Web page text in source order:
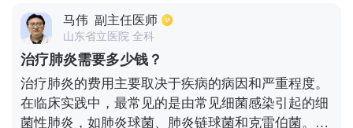
些靶向药列入到医保，并且进口的靶向药通过贸易谈
判价格也有大幅度的下降，所以有些可以通过医保进
行报销，以进口的易瑞沙靶向药为例，使用一个月大
约需要在3000元左右，通过医保报销后，自己所负担
的可能在千元左右。
马伟 副主任医师
山东省立医院 全科
治疗肺炎需要多少钱？
治疗肺炎的费用主要取决于疾病的病因和严重程度。
在临床实践中，最常见的是由常见细菌感染引起的细
菌性肺炎，如肺炎球菌、肺炎链球菌和克雷伯菌。此